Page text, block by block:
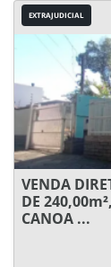
EXTRAJUDICIAL
VENDA
DE
CANOA ...